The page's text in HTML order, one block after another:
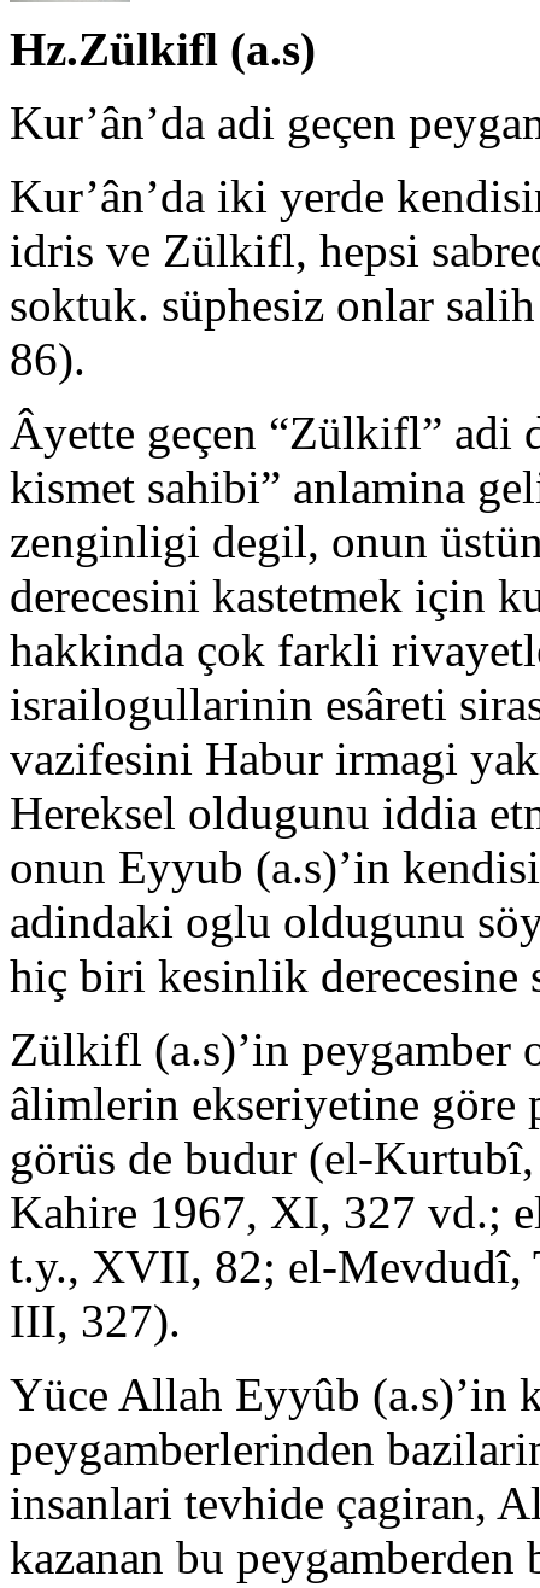
Hz.Zülkifl (a.s)
Kur’ân’da adi geçen
Kur’ân’da iki yerde
idris ve Zülkifl, hepsi
soktuk. süphesiz onlar
86).
Âyette geçen “Zülkifl” adi
kismet sahibi” anlamina
zenginligi degil, onun
derecesini kastetmek için
hakkinda çok farkli
israilogullarinin esâreti
vazifesini Habur irmagi
Hereksel oldugunu iddia
onun Eyyub (a.s)’in
adindaki oglu oldugunu
hiç biri kesinlik derecesine
Zülkifl (a.s)’in peygamber
âlimlerin ekseriyetine göre
görüs de budur (el-
Kahire 1967, XI, 327 vd.;
t.y., XVII, 82; el-Mevdudî,
III, 327).
Yüce Allah Eyyûb (a.s)’in
peygamberlerinden
insanlari tevhide çagiran,
kazanan bu